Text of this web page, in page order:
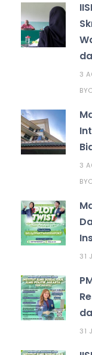
3
BY
3
BY
31
31